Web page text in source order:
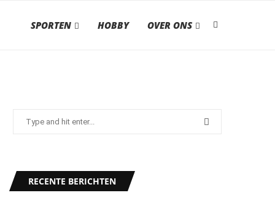
SPORTEN HOBBY OVER ONS
RECENTE BERICHTEN